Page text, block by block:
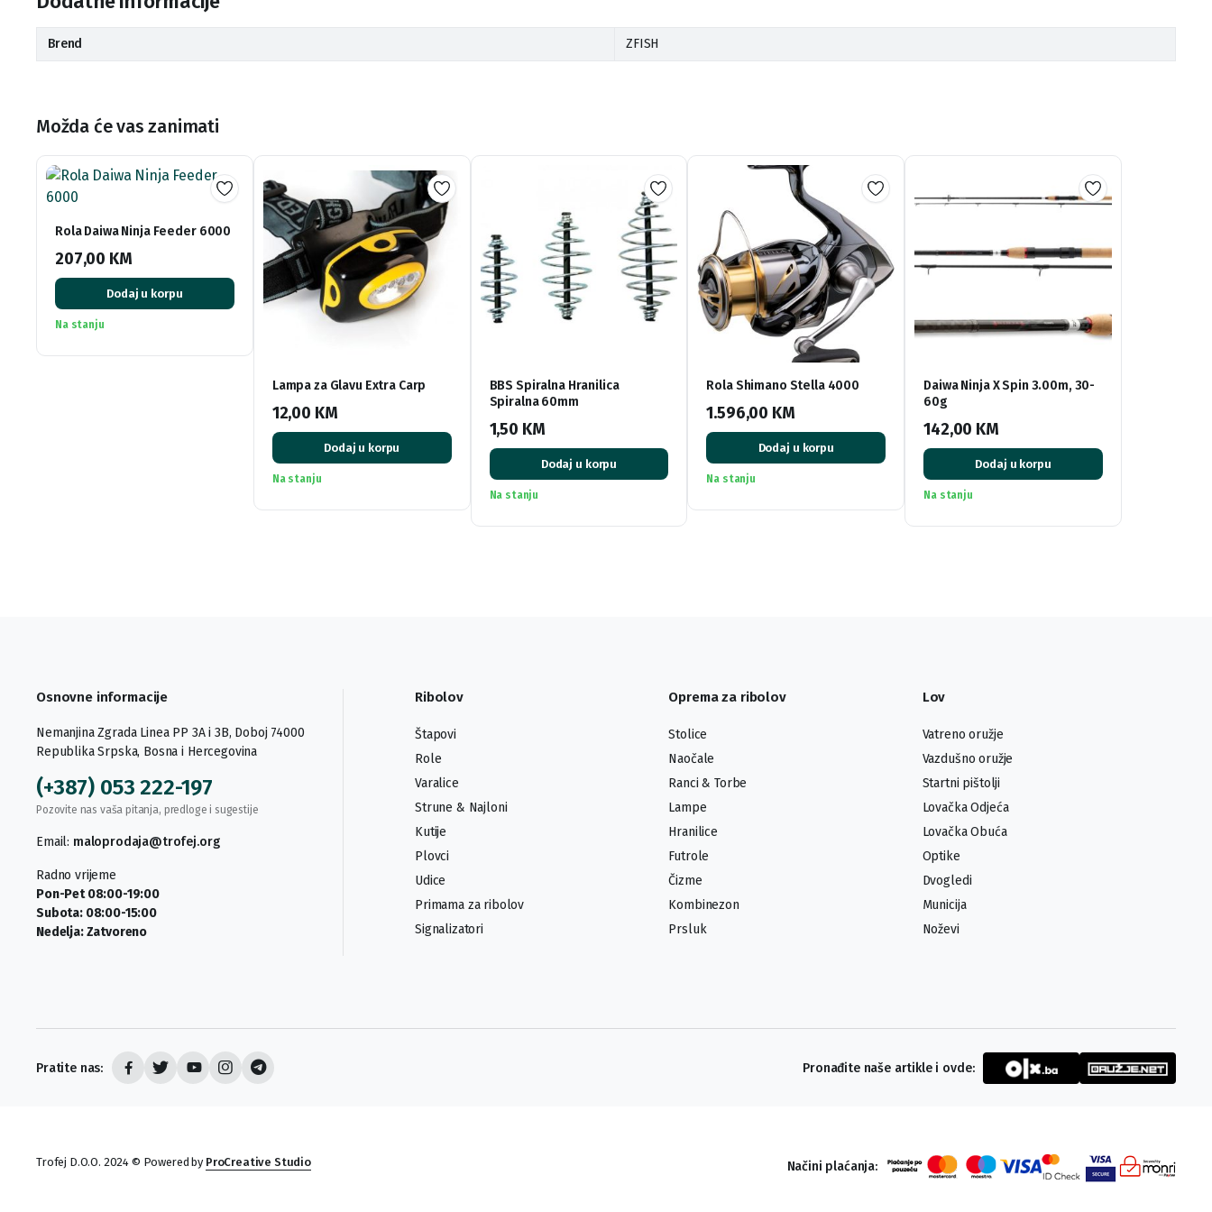
Brend ZFISH
Možda će vas zanimati
Rola Daiwa Ninja Feeder 6000
207,00 KM
Dodaj u korpu
Na stanju
Lampa za Glavu Extra Carp
12,00 KM
Dodaj u korpu
Na stanju
BBS Spiralna Hranilica
Spiralna 60mm
1,50 KM
Dodaj u korpu
Na stanju
Rola Shimano Stella 4000
1.596,00 KM
Dodaj u korpu
Na stanju
Daiwa Ninja X Spin 3.00m, 30-
60g
142,00 KM
Dodaj u korpu
Na stanju
Osnovne informacije
Nemanjina Zgrada Linea PP 3A i 3B, Doboj 74000
Republika Srpska, Bosna i Hercegovina
(+387) 053 222-197
Pozovite nas vaša pitanja, predloge i sugestije
Email: maloprodaja@trofej.org
Radno vrijeme
Pon-Pet 08:00-19:00
Subota: 08:00-15:00
Nedelja: Zatvoreno
Ribolov
Štapovi
Role
Varalice
Strune & Najloni
Kutije
Plovci
Udice
Primama za ribolov
Signalizatori
Oprema za ribolov
Stolice
Naočale
Ranci & Torbe
Lampe
Hranilice
Futrole
Čizme
Kombinezon
Prsluk
Lov
Vatreno oružje
Vazdušno oružje
Startni pištolji
Lovačka Odjeća
Lovačka Obuća
Optike
Dvogledi
Municija
Noževi
Pratite nas: Pronađite naše artikle i ovde:
Trofej D.O.O. 2024 © Powered by ProCreative Studio Načini plaćanja: